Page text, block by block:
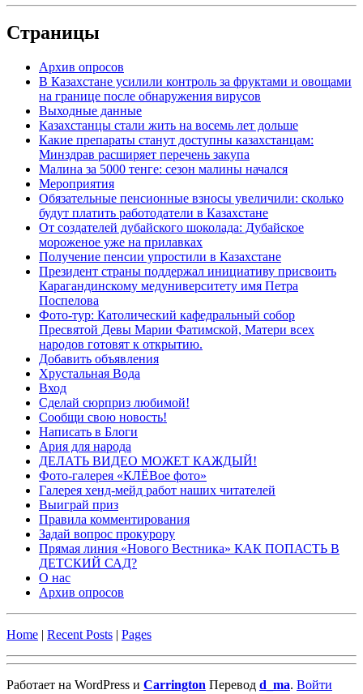
Страницы
Архив опросов
В Казахстане усилили контроль за фруктами и овощами
на границе после обнаружения вирусов
Выходные данные
Казахстанцы стали жить на восемь лет дольше
Какие препараты станут доступны казахстанцам:
Минздрав расширяет перечень закупа
Малина за 5000 тенге: сезон малины начался
Мероприятия
Обязательные пенсионные взносы увеличили: сколько
будут платить работодатели в Казахстане
От создателей дубайского шоколада: Дубайское
мороженое уже на прилавках
Получение пенсии упростили в Казахстане
Президент страны поддержал инициативу присвоить
Карагандинскому медуниверситету имя Петра
Поспелова
Фото-тур: Католический кафедральный собор
Пресвятой Девы Марии Фатимской, Матери всех
народов готовят к открытию.
Добавить объявления
Хрустальная Вода
Вход
Сделай сюрприз любимой!
Сообщи свою новость!
Написать в Блоги
Ария для народа
ДЕЛАТЬ ВИДЕО МОЖЕТ КАЖДЫЙ!
Фото-галерея «КЛЁВое фото»
Галерея хенд-мейд работ наших читателей
Выиграй приз
Правила комментирования
Задай вопрос прокурору
Прямая линия «Нового Вестника» КАК ПОПАСТЬ В
ДЕТСКИЙ САД?
О нас
Архив опросов
Home | Recent Posts | Pages
Работает на WordPress и Carrington Перевод d_ma. Войти